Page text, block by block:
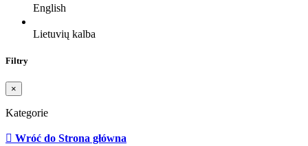
English
Lietuvių kalba
Filtry
×
Kategorie
 Wróć do Strona główna